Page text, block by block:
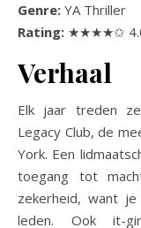
Genre: YA Thriller
Rating: ★★★★✩
Verhaal
Elk jaar treden
Legacy Club, de
York. Een
toegang tot
zekerheid, want
leden. Ook it-